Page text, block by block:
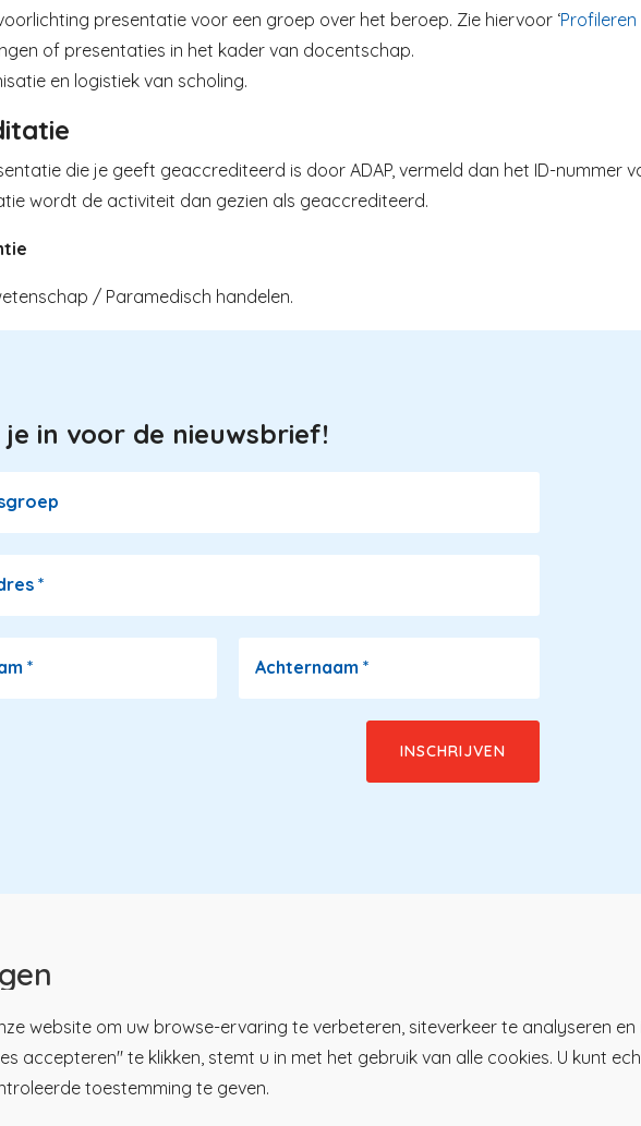
presentatie voor een groep over het beroep. Zie hiervoor ‘
of presentaties in het kader van docentschap.
en logistiek van scholing.
die je geeft geaccrediteerd is door ADAP, vermeld dan het ID-nummer
wordt de activiteit dan gezien als geaccrediteerd.
/ Paramedisch handelen.
in voor de nieuwsbrief!
*
* Achternaam *
website om uw browse-ervaring te verbeteren, siteverkeer te analyseren en
accepteren" te klikken, stemt u in met het gebruik van alle cookies. U kunt
toestemming te geven.
Over KP
Nieuws en praktijk